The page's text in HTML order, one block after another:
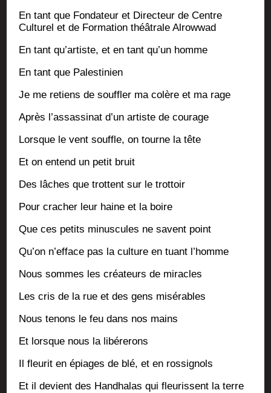
En tant que Fon­da­teur et Direc­teur de Centre
Cultu­rel et de For­ma­tion théâ­trale Alrowwad
En tant qu’artiste, et en tant qu’un homme
En tant que Palestinien
Je me retiens de souf­fler ma colère et ma rage
Après l’assassinat d’un artiste de courage
Lorsque le vent souffle, on tourne la tête
Et on entend un petit bruit
Des lâches que trottent sur le trottoir
Pour cra­cher leur haine et la boire
Que ces petits minus­cules ne savent point
Qu’on n’efface pas la culture en tuant l’homme
Nous sommes les créa­teurs de miracles
Les cris de la rue et des gens misérables
Nous tenons le feu dans nos mains
Et lorsque nous la libérerons
Il fleu­rit en épiages de blé, et en rossignols
Et il devient des Han­dha­las qui fleu­rissent la terre